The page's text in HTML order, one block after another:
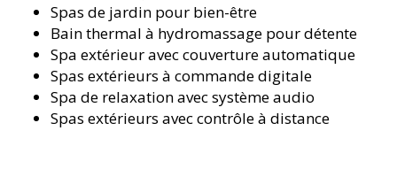
Spas de jardin pour bien-être
Bain thermal à hydromassage pour détente
Spa extérieur avec couverture automatique
Spas extérieurs à commande digitale
Spa de relaxation avec système audio
Spas extérieurs avec contrôle à distance